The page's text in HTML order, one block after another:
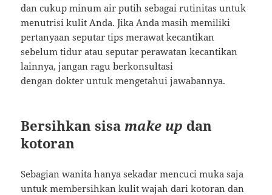
dan cukup minum air putih sebagai rutinitas untuk
menutrisi kulit Anda. Jika Anda masih memiliki
pertanyaan seputar tips merawat kecantikan
sebelum tidur atau seputar perawatan kecantikan
lainnya, jangan ragu berkonsultasi
dengan dokter untuk mengetahui jawabannya.
Bersihkan sisa make up dan
kotoran
Sebagian wanita hanya sekadar mencuci muka saja
untuk membersihkan kulit wajah dari kotoran dan